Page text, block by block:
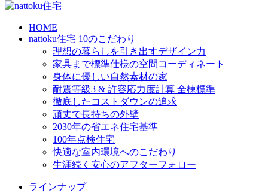
HOME
nattoku住宅 10のこだわり
理想の暮らしを引き出すデザイン力
家具まで標準仕様の空間コーディネート
身体に優しい自然素材の家
耐震等級3 & 許容応力度計算 全棟標準
徹底したコストダウンの追求
頑丈で長持ちの外壁
2030年の省エネ住宅基準
100年点検住宅
快適な室内環境へのこだわり
生涯続く安心のアフターフォロー
ラインナップ